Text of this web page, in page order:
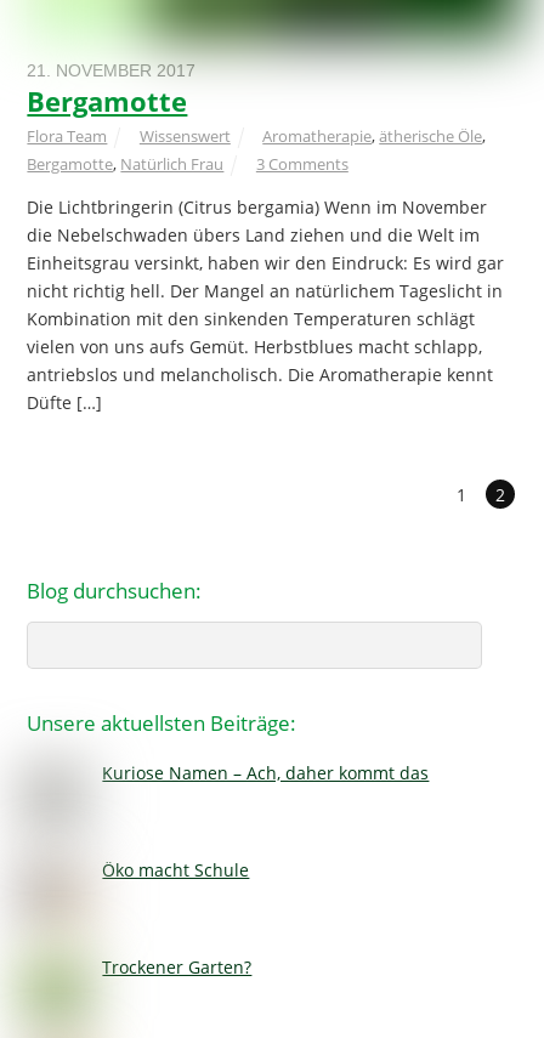
21. NOVEMBER 2017
Bergamotte
Flora Team Wissenswert Aromatherapie,ätherische Öle,
Bergamotte, Natürlich Frau 3 Comments
Die Lichtbringerin (Citrus bergamia) Wenn im November
die Nebelschwaden übers Land ziehen und die Welt im
Einheitsgrau versinkt, haben wir den Eindruck: Es wird gar
nicht richtig hell. Der Mangel an natürlichem Tageslicht in
Kombination mit den sinkenden Temperaturen schlägt
vielen von uns aufs Gemüt. Herbstblues macht schlapp,
antriebslos und melancholisch. Die Aromatherapie kennt
Düfte […]
1 2
Blog durchsuchen:
Unsere aktuellsten Beiträge:
Kuriose Namen – Ach, daher kommt das
Öko macht Schule
Trockener Garten?